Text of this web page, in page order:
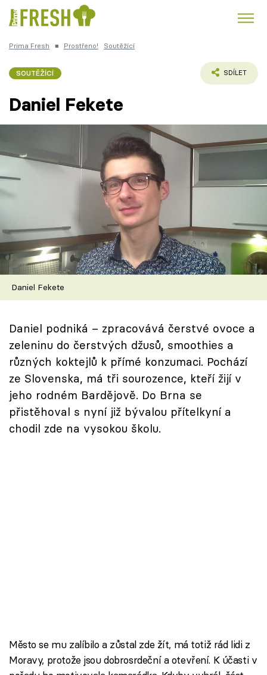
Česká kuchyně
Témata
TV Program
Škola vaření
Speciál: Cuketa
Těhotnej kuchař
Sledujte prima+
Přihlášení
Prima Fresh ■ Prostřeno! Soutěžící
SOUTĚŽÍCÍ SDÍLET
Daniel Fekete
Daniel Fekete
Daniel podniká – zpracovává čerstvé ovoce a
zeleninu do čerstvých džusů, smoothies a
různých koktejlů k přímé konzumaci. Pochází
ze Slovenska, má tři sourozence, kteří žijí v
jeho rodném Bardějově. Do Brna se
přistěhoval s nyní již bývalou přítelkyní a
chodil zde na vysokou školu.
Město se mu zalíbilo a zůstal zde žít, má totiž rád lidi z
Moravy, protože jsou dobrosrdeční a otevření. K účasti v